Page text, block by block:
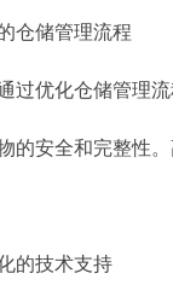
仓储管理流程
过优化仓储管理
的安全和完整性
的技术支持